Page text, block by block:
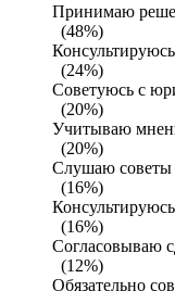
Принимаю
(48%)
(24%)
Советуюсь с
(20%)
Учитываю
(20%)
Слушаю советы
(16%)
(16%)
Согласовываю
(12%)
Обязательно